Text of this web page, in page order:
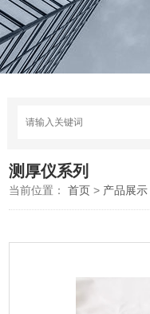
测厚仪系列
当前位置：首页 > 产品展示